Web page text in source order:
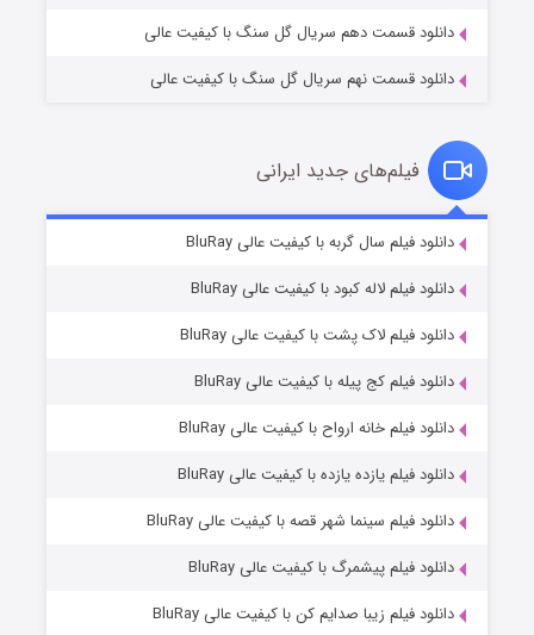
قسمت۷ (زیرنویس) منتشر شد
دانلود قسمت دهم سریال گل سنگ با کیفیت عالی
دانلود قسمت نهم سریال گل سنگ با کیفیت عالی
فیلم‌های جدید ایرانی
دانلود فیلم سال گربه با کیفیت عالی BluRay
دانلود فیلم لاله کبود با کیفیت عالی BluRay
دانلود فیلم لاک پشت با کیفیت عالی BluRay
دانلود فیلم کج‌ پیله با کیفیت عالی BluRay
دانلود فیلم خانه ارواح با کیفیت عالی BluRay
دانلود فیلم یازده یازده با کیفیت عالی BluRay
دانلود فیلم سینما شهر قصه با کیفیت عالی BluRay
دانلود فیلم پیشمرگ با کیفیت عالی BluRay
دانلود فیلم زیبا صدایم کن با کیفیت عالی BluRay